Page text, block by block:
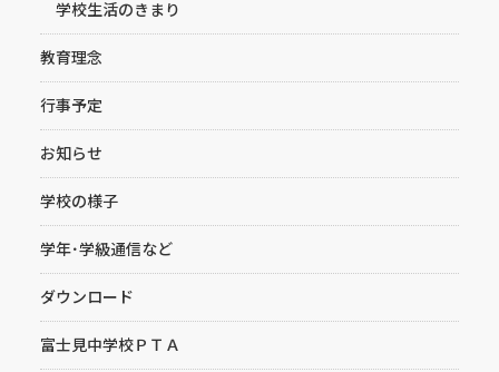
学校生活のきまり
教育理念
行事予定
お知らせ
学校の様子
学年･学級通信など
ダウンロード
富士見中学校ＰＴＡ